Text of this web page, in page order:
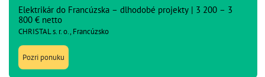
Elektrikár do Francúzska – dlhodobé projekty | 3 200 – 3
800 € netto
CHRISTAL s. r. o., Francúzsko
Pozri ponuku